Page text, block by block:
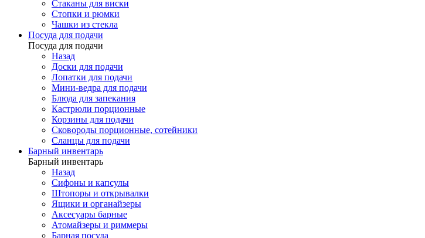
Стаканы для виски
Стопки и рюмки
Чашки из стекла
Посуда для подачи
Посуда для подачи
Назад
Доски для подачи
Лопатки для подачи
Мини-ведра для подачи
Блюда для запекания
Кастрюли порционные
Корзины для подачи
Сковороды порционные, сотейники
Сланцы для подачи
Барный инвентарь
Барный инвентарь
Назад
Сифоны и капсулы
Штопоры и открывалки
Ящики и органайзеры
Аксесуары барные
Атомайзеры и риммеры
Барная посуда